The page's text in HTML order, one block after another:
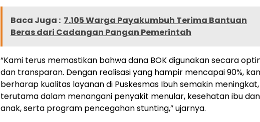
Baca Juga : 7.105 Warga Payakumbuh Terima Bantuan
Beras dari Cadangan Pangan Pemerintah
“Kami terus memastikan bahwa dana BOK digunakan secara
dan transparan. Dengan realisasi yang hampir mencapai 90%,
berharap kualitas layanan di Puskesmas Ibuh semakin meningkat,
terutama dalam menangani penyakit menular, kesehatan ibu dan
anak, serta program pencegahan stunting,” ujarnya.